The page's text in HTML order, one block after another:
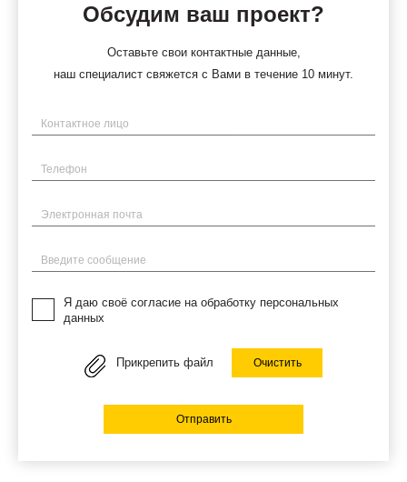
Обсудим ваш проект?
Оставьте свои контактные данные,
наш специалист свяжется с Вами в течение 10 минут.
Имя
Телефон
Электронная почта
Введите сообщение
Я даю своё согласие на обработку персональных
данных
Прикрепить файл Очистить
Отправить